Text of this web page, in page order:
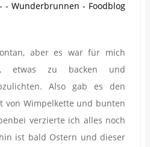
aber es war für mich
etwas zu backen und
Also gab es den
von Wimpelkette und bunten
verzierte ich alles noch
ist bald Ostern und dieser